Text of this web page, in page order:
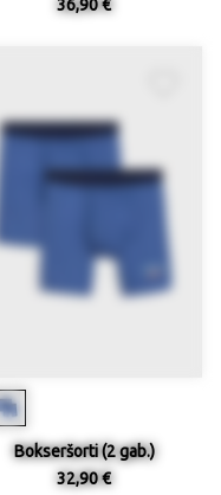
36,90 €
Bokseršorti (2 gab.)
32,90 €